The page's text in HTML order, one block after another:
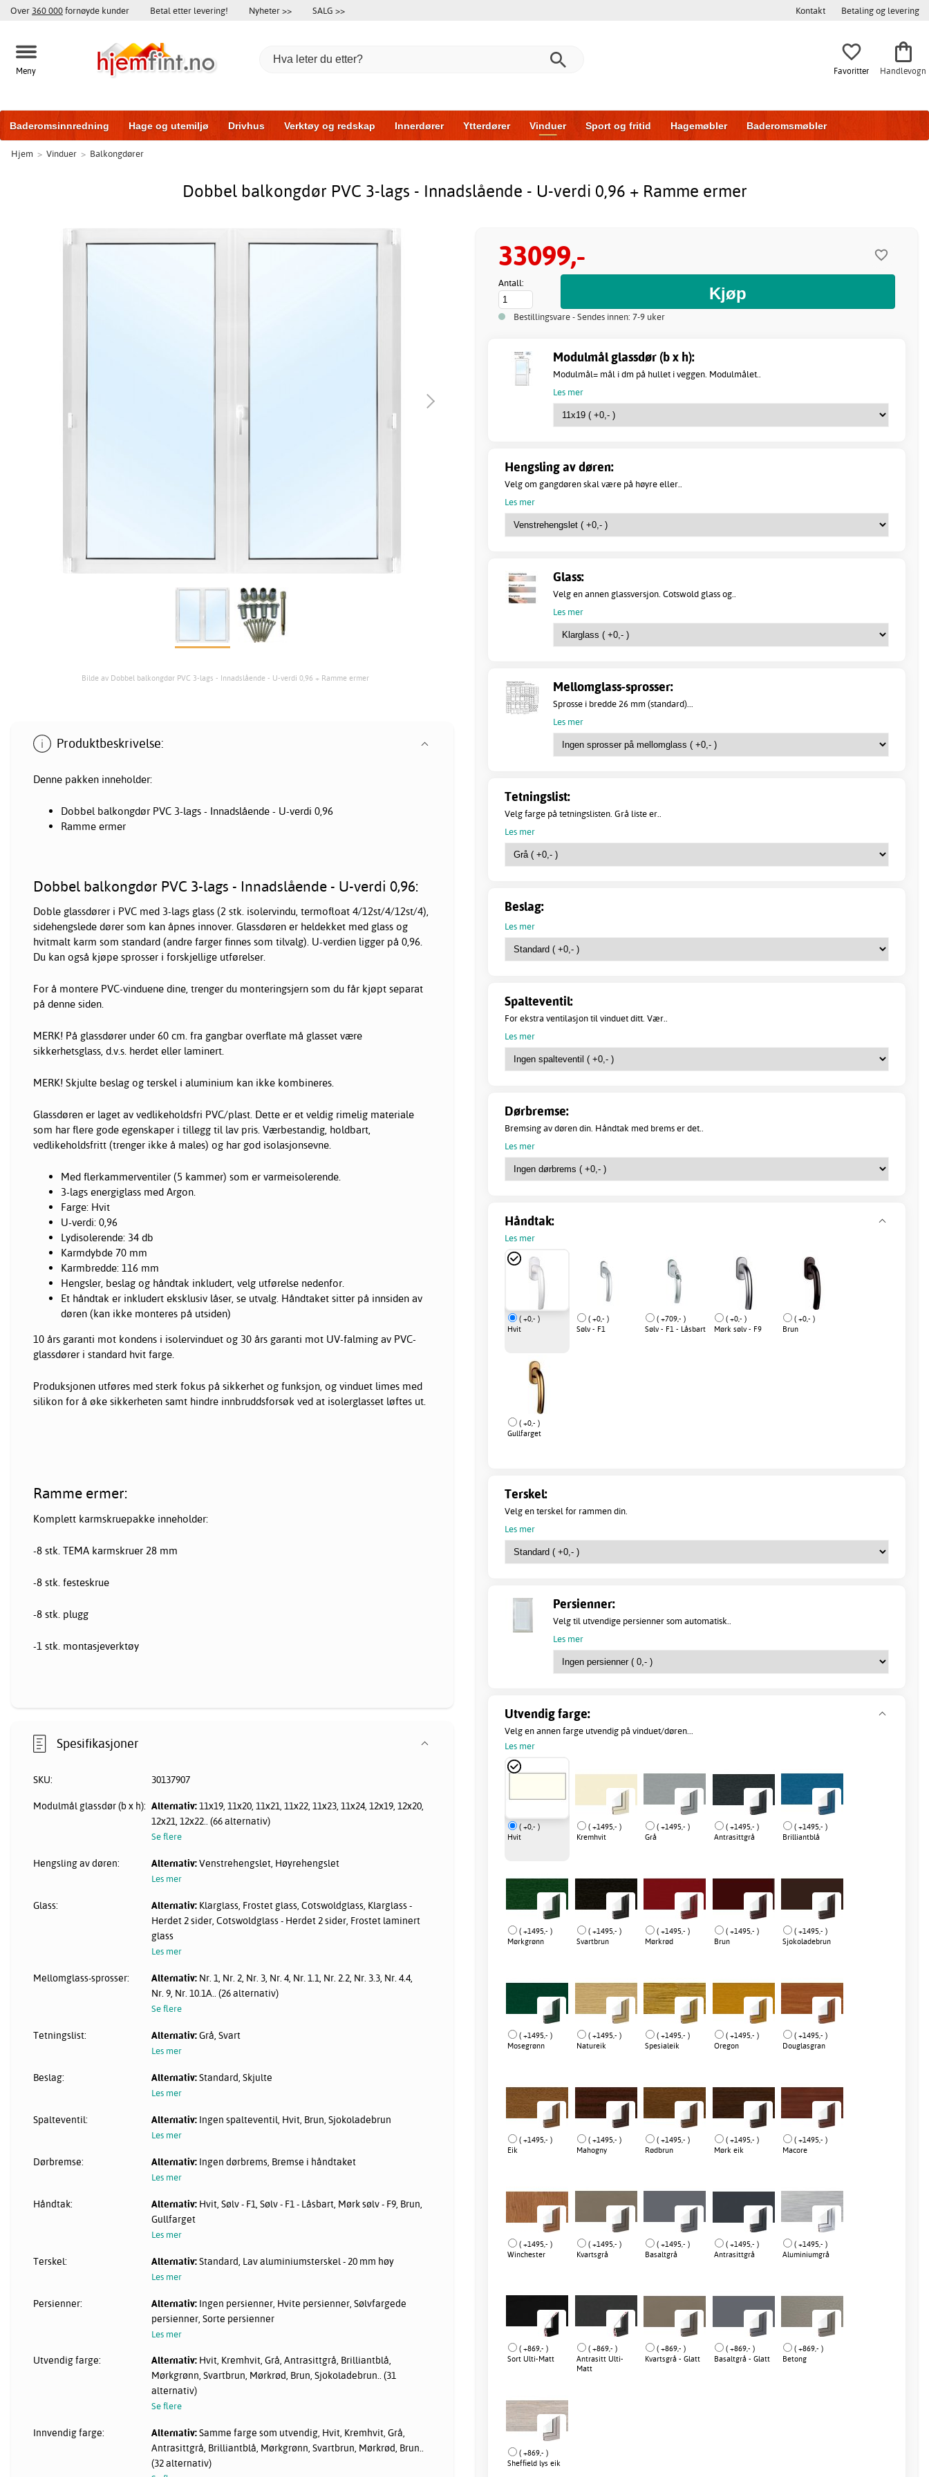
Over 360 000fornøyde kunder Betal etter levering! Nyheter >> SALG >> Kontakt Betaling og levering
Meny Favoritter Handlevogn
Baderomsinnredning Hage og utemiljø Drivhus Verktøy og redskap Innerdører Ytterdører Vinduer Sport og fritid Hagemøbler Baderomsmøbler
Hytter og friggeboder Hjem og innredning
Hjem > Vinduer > Balkongdører
Dobbel balkongdør PVC 3-lags - Innadslående - U-verdi 0,96 + Ramme ermer
Bilde av Dobbel balkongdør PVC 3-lags - Innadslående - U-verdi 0,96 + Ramme ermer
33099,-
Antall:
Bestillingsvare - Sendes innen: 7-9 uker
Modulmål glassdør (b x h):
Modulmål= mål i dm på hullet i veggen. Modulmålet..
Les mer
Hengsling av døren:
Velg om gangdøren skal være på høyre eller..
Les mer
Glass:
Velg en annen glassversjon. Cotswold glass og..
Les mer
Mellomglass-sprosser:
Sprosse i bredde 26 mm (standard)...
Les mer
Tetningslist:
Velg farge på tetningslisten. Grå liste er..
Les mer
Beslag:
Les mer
Spalteventil:
For ekstra ventilasjon til vinduet ditt. Vær..
Les mer
Dørbremse:
Bremsing av døren din. Håndtak med brems er det..
Les mer
Håndtak:
Les mer
( +0,- )
Hvit
( +0,- )
Sølv - F1
( +709,- )
Sølv - F1 - Låsbart
( +0,- )
Mørk sølv - F9
( +0,- )
Brun
( +0,- )
Gullfarget
Terskel:
Velg en terskel for rammen din.
Les mer
Persienner:
Velg til utvendige persienner som automatisk..
Les mer
Utvendig farge:
Velg en annen farge utvendig på vinduet/døren...
Les mer
( +0,- )
Hvit
( +1495,- )
Kremhvit
( +1495,- )
Grå
( +1495,- )
Antrasittgrå
( +1495,- )
Brilliantblå
( +1495,- )
Mørkgrønn
( +1495,- )
Svartbrun
( +1495,- )
Mørkrød
( +1495,- )
Brun
( +1495,- )
Sjokoladebrun
( +1495,- )
Mosegrønn
( +1495,- )
Natureik
( +1495,- )
Spesialeik
( +1495,- )
Oregon
( +1495,- )
Douglasgran
( +1495,- )
Eik
( +1495,- )
Mahogny
( +1495,- )
Rødbrun
( +1495,- )
Mørk eik
( +1495,- )
Macore
( +1495,- )
Winchester
( +1495,- )
Kvartsgrå
( +1495,- )
Basaltgrå
( +1495,- )
Antrasittgrå
( +1495,- )
Aluminiumgrå
( +869,- )
Sort Ulti-Matt
( +869,- )
Antrasitt Ulti-
Matt
( +869,- )
Kvartsgrå - Glatt
( +869,- )
Basaltgrå - Glatt
( +869,- )
Betong
( +869,- )
Sheffield lys eik
Produktbeskrivelse:
Denne pakken inneholder:
Dobbel balkongdør PVC 3-lags - Innadslående - U-verdi 0,96
Ramme ermer
Dobbel balkongdør PVC 3-lags - Innadslående - U-verdi 0,96:
Doble glassdører i PVC med 3-lags glass (2 stk. isolervindu, termofloat 4/12st/4/12st/4),
sidehengslede dører som kan åpnes innover. Glassdøren er heldekket med glass og
hvitmalt karm som standard (andre farger finnes som tilvalg). U-verdien ligger på 0,96.
Du kan også kjøpe sprosser i forskjellige utførelser.
For å montere PVC-vinduene dine, trenger du monteringsjern som du får kjøpt separat
på denne siden.
MERK! På glassdører under 60 cm. fra gangbar overflate må glasset være
sikkerhetsglass, d.v.s. herdet eller laminert.
MERK! Skjulte beslag og terskel i aluminium kan ikke kombineres.
Glassdøren er laget av vedlikeholdsfri PVC/plast. Dette er et veldig rimelig materiale
som har flere gode egenskaper i tillegg til lav pris. Værbestandig, holdbart,
vedlikeholdsfritt (trenger ikke å males) og har god isolasjonsevne.
Med flerkammerventiler (5 kammer) som er varmeisolerende.
3-lags energiglass med Argon.
Farge: Hvit
U-verdi: 0,96
Lydisolerende: 34 db
Karmdybde 70 mm
Karmbredde: 116 mm
Hengsler, beslag og håndtak inkludert, velg utførelse nedenfor.
Et håndtak er inkludert eksklusiv låser, se utvalg. Håndtaket sitter på innsiden av
døren (kan ikke monteres på utsiden)
10 års garanti mot kondens i isolervinduet og 30 års garanti mot UV-falming av PVC-
glassdører i standard hvit farge.
Produksjonen utføres med sterk fokus på sikkerhet og funksjon, og vinduet limes med
silikon for å øke sikkerheten samt hindre innbruddsforsøk ved at isolerglasset løftes ut.
Ramme ermer:
Komplett karmskruepakke inneholder:
-8 stk. TEMA karmskruer 28 mm
-8 stk. festeskrue
-8 stk. plugg
-1 stk. montasjeverktøy
Spesifikasjoner
SKU: 30137907
Modulmål glassdør (b x h): Alternativ:11x19, 11x20, 11x21, 11x22, 11x23, 11x24, 12x19, 12x20,
12x21, 12x22.. (66 alternativ)
Se flere
Hengsling av døren: Alternativ:Venstrehengslet, Høyrehengslet
Les mer
Glass: Alternativ: Klarglass, Frostet glass, Cotswoldglass, Klarglass -
Herdet 2 sider, Cotswoldglass - Herdet 2 sider, Frostet laminert
glass
Les mer
Mellomglass-sprosser: Alternativ: Nr. 1, Nr. 2, Nr. 3, Nr. 4, Nr. 1.1, Nr. 2.2, Nr. 3.3, Nr. 4.4,
Nr. 9, Nr. 10.1A.. (26 alternativ)
Se flere
Tetningslist: Alternativ:Grå, Svart
Les mer
Beslag: Alternativ:Standard, Skjulte
Les mer
Spalteventil: Alternativ: Ingen spalteventil, Hvit, Brun, Sjokoladebrun
Les mer
Dørbremse: Alternativ: Ingen dørbrems, Bremse i håndtaket
Les mer
Håndtak: Alternativ: Hvit, Sølv - F1, Sølv - F1 - Låsbart, Mørk sølv - F9, Brun,
Gullfarget
Les mer
Terskel: Alternativ:Standard, Lav aluminiumsterskel - 20 mm høy
Les mer
Persienner: Alternativ: Ingen persienner, Hvite persienner, Sølvfargede
persienner, Sorte persienner
Les mer
Utvendig farge: Alternativ: Hvit, Kremhvit, Grå, Antrasittgrå, Brilliantblå,
Mørkgrønn, Svartbrun, Mørkrød, Brun, Sjokoladebrun.. (31
alternativ)
Se flere
Innvendig farge: Alternativ:Samme farge som utvendig, Hvit, Kremhvit, Grå,
Antrasittgrå, Brilliantblå, Mørkgrønn, Svartbrun, Mørkrød, Brun..
(32 alternativ)